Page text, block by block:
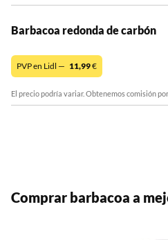
Barbacoa redonda de carbón
PVP en Lidl — 11,99€
El precio podría variar. Obtenemos comisión
Comprar barbacoa a